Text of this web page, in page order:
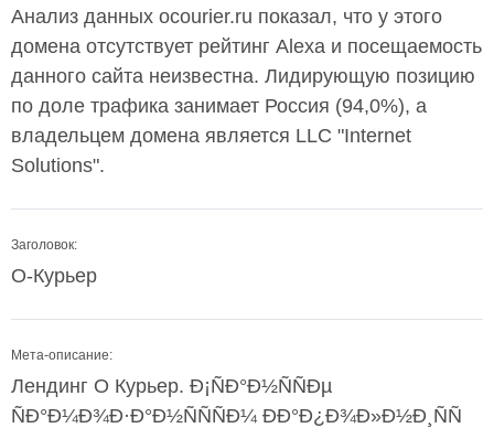
Анализ данных ocourier.ru показал, что у этого
домена отсутствует рейтинг Alexa и посещаемость
данного сайта неизвестна. Лидирующую позицию
по доле трафика занимает Россия (94,0%), а
владельцем домена является LLC "Internet
Solutions".
Заголовок:
О-Курьер
Мета-описание:
Лендинг О Курьер. Ð¡ÑÐ°Ð½ÑÑÐµ
ÑÐ°Ð¼Ð¾Ð·Ð°Ð½ÑÑÑÐ¼ ÐÐ°Ð¿Ð¾Ð»Ð½Ð¸ÑÑ